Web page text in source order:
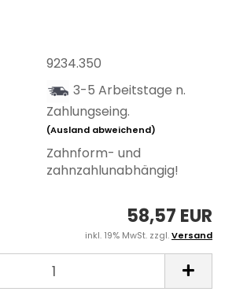
9234.350
3-5 Arbeitstage n.
Zahlungseing.
(Ausland abweichend)
Zahnform- und
zahnzahlunabhängig!
58,57 EUR
inkl. 19% MwSt. zzgl.Versand